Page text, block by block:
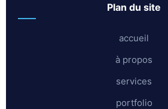
plan du site
accueil
à propos
services
portfolio